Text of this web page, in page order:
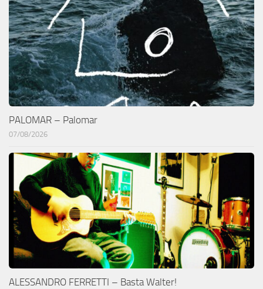
PALOMAR – Palomar
07/08/2026
ALESSANDRO FERRETTI – Basta Walter!